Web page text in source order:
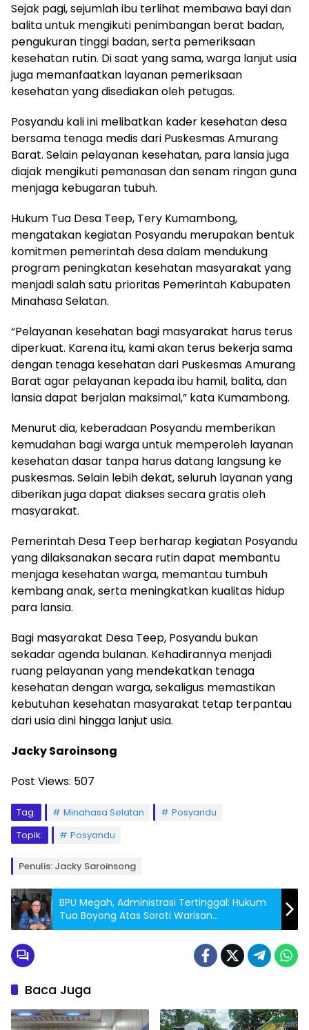
Sejak pagi, sejumlah ibu terlihat membawa bayi dan
balita untuk mengikuti penimbangan berat badan,
pengukuran tinggi badan, serta pemeriksaan
kesehatan rutin. Di saat yang sama, warga lanjut usia
juga memanfaatkan layanan pemeriksaan
kesehatan yang disediakan oleh petugas.
Posyandu kali ini melibatkan kader kesehatan desa
bersama tenaga medis dari Puskesmas Amurang
Barat. Selain pelayanan kesehatan, para lansia juga
diajak mengikuti pemanasan dan senam ringan guna
menjaga kebugaran tubuh.
Hukum Tua Desa Teep, Tery Kumambong,
mengatakan kegiatan Posyandu merupakan bentuk
komitmen pemerintah desa dalam mendukung
program peningkatan kesehatan masyarakat yang
menjadi salah satu prioritas Pemerintah Kabupaten
Minahasa Selatan.
“Pelayanan kesehatan bagi masyarakat harus terus
diperkuat. Karena itu, kami akan terus bekerja sama
dengan tenaga kesehatan dari Puskesmas Amurang
Barat agar pelayanan kepada ibu hamil, balita, dan
lansia dapat berjalan maksimal,” kata Kumambong.
Menurut dia, keberadaan Posyandu memberikan
kemudahan bagi warga untuk memperoleh layanan
kesehatan dasar tanpa harus datang langsung ke
puskesmas. Selain lebih dekat, seluruh layanan yang
diberikan juga dapat diakses secara gratis oleh
masyarakat.
Pemerintah Desa Teep berharap kegiatan Posyandu
yang dilaksanakan secara rutin dapat membantu
menjaga kesehatan warga, memantau tumbuh
kembang anak, serta meningkatkan kualitas hidup
para lansia.
Bagi masyarakat Desa Teep, Posyandu bukan
sekadar agenda bulanan. Kehadirannya menjadi
ruang pelayanan yang mendekatkan tenaga
kesehatan dengan warga, sekaligus memastikan
kebutuhan kesehatan masyarakat tetap terpantau
dari usia dini hingga lanjut usia.
Jacky Saroinsong
Post Views: 507
Tag: Minahasa Selatan
Posyandu
Topik:
Posyandu
Penulis: Jacky Saroinsong
BPU Megah, Administrasi Tertinggal: Hukum
Tua Boyong Atas Soroti Warisan
Pemerintahan Sebelumnya
Baca Juga